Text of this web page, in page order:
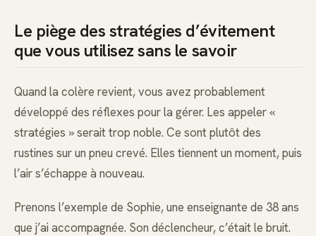
Le piège des stratégies d’évitement
que vous utilisez sans le savoir
Quand la colère revient, vous avez probablement
développé des réflexes pour la gérer. Les appeler «
stratégies » serait trop noble. Ce sont plutôt des
rustines sur un pneu crevé. Elles tiennent un moment, puis
l’air s’échappe à nouveau.
Prenons l’exemple de Sophie, une enseignante de 38 ans
que j’ai accompagnée. Son déclencheur, c’était le bruit.